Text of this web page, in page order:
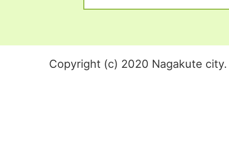
Copyright (c) 2020 Nagakute